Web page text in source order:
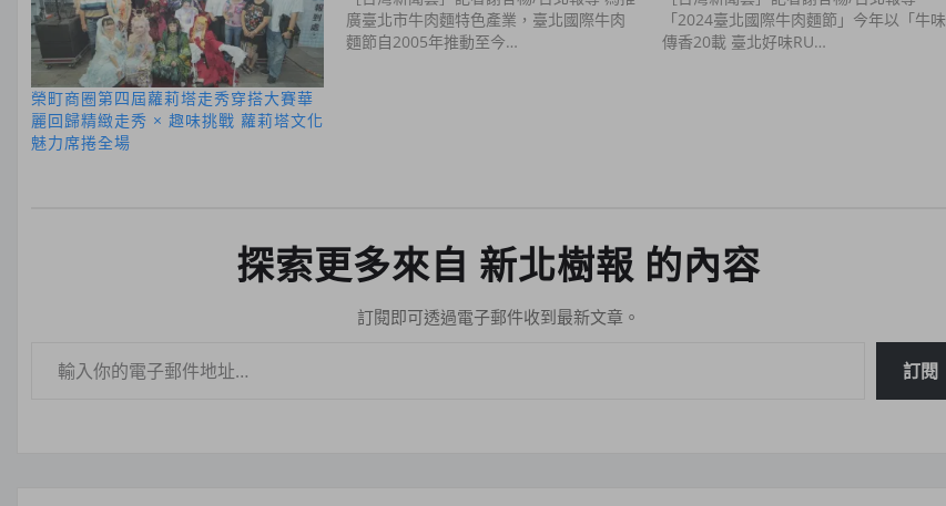
榮町商圈第四屆蘿莉塔走秀穿搭大賽華
麗回歸精緻走秀 × 趣味挑戰 蘿莉塔文化
魅力席捲全場
廣臺北市牛肉麵特色產業，臺北國際牛肉
麵節自2005年推動至今…
「2024臺北國際牛肉麵節」今年以「牛味
傳香20載 臺北好味RU…
探索更多來自 新北樹報 的內容
訂閱即可透過電子郵件收到最新文章。
訂閱